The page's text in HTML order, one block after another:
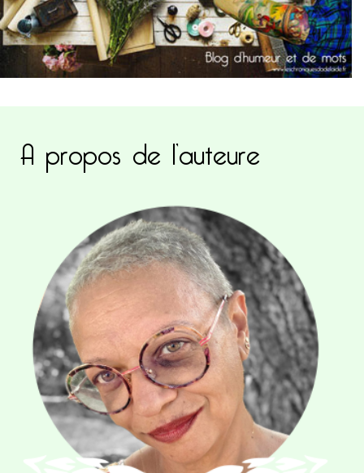
A propos de l’auteure